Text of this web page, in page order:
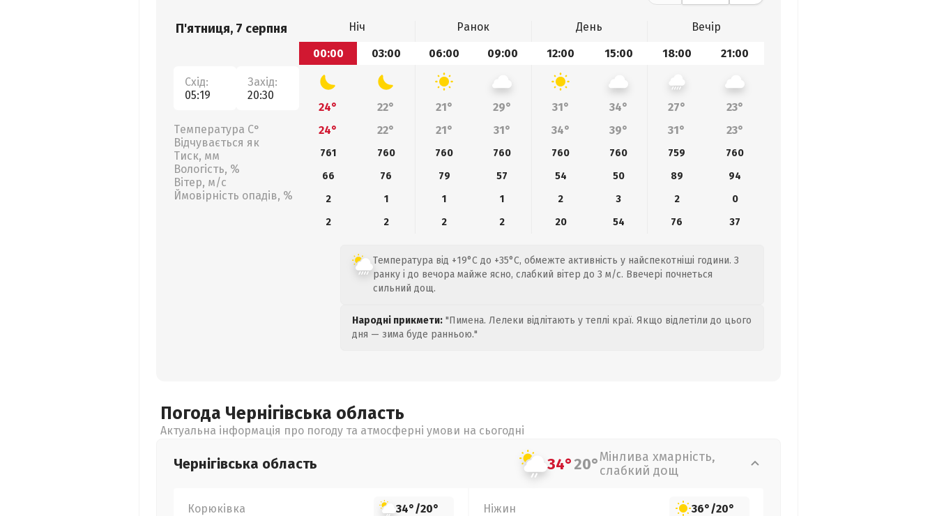
П'ятниця, 7 серпня
Схід:
05:19
Захід:
20:30
Температура С°
Відчувається як
Тиск, мм
Вологість, %
Вітер, м/с
Ймовірність опадів, %
Ніч Ранок День
Вечір
00:00
03:00 06:00 09:00 12:00 15:00 18:00 21:00
24° 22° 21° 29° 31° 34° 27°
23°
24°
22° 21° 31° 34° 39° 31° 23°
761 760 760 760 760 760 759
760
66
76 79 57 54 50 89
94
2
1 1 1 2 3 2
0
2
2 2 2 20 54 76 37
Температура від +19°C до +35°C, обмежте активність у найспекотніші години. З
ранку і до вечора майже ясно, слабкий вітер до 3 м/с. Ввечері почнеться
сильний дощ.
Народні прикмети: "Пимена. Лелеки відлітають у теплі краї. Якщо відлетіли до цього
дня — зима буде ранньою."
Погода Чернігівська область
Актуальна інформація про погоду та атмосферні умови на сьогодні
Чернігівська область 34°20°Мінлива хмарність,
слабкий дощ
Корюківка 34°/20° Ніжин 36°/20°